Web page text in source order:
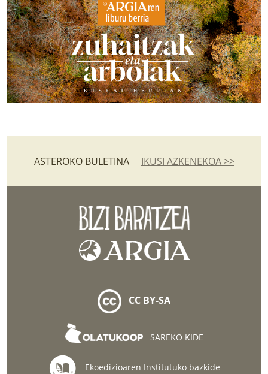
ASTEROKO BULETINA IKUSI AZKENEKOA >>
CC BY-SA
SAREKO KIDE
Ekoedizioaren Institutuko bazkide